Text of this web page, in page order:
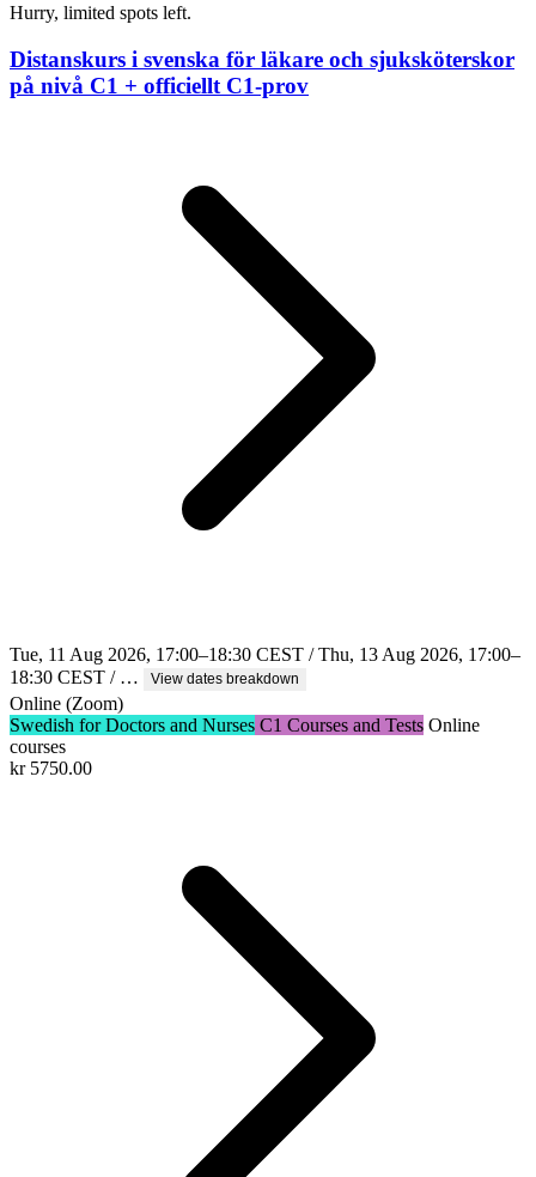
Hurry, limited spots left.
Distanskurs i svenska för läkare och sjuksköterskor
på nivå C1 + officiellt C1-prov
Tue, 11 Aug 2026, 17:00–18:30 CEST / Thu, 13 Aug 2026, 17:00–
18:30 CEST / …
View dates breakdown
Online (Zoom)
Swedish for Doctors and Nurses C1 Courses and Tests Online
courses
kr 5750.00